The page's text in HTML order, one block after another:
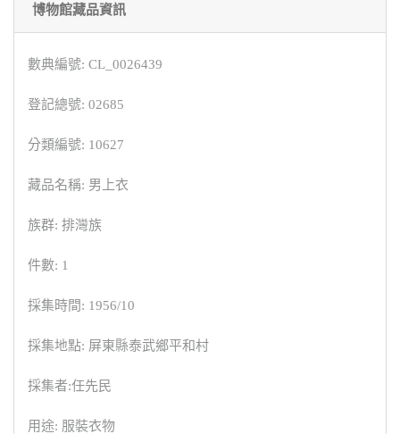
博物館藏品資訊
數典編號: CL_0026439
登記總號: 02685
分類編號: 10627
藏品名稱: 男上衣
族群: 排灣族
件數: 1
採集時間: 1956/10
採集地點: 屏東縣泰武鄉平和村
採集者:任先民
用途: 服裝衣物